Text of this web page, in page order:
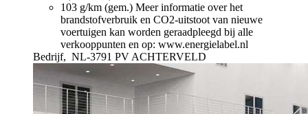
103 g/km (gem.) Meer informatie over het
brandstofverbruik en CO2-uitstoot van nieuwe
voertuigen kan worden geraadpleegd bij alle
verkooppunten en op: www.energielabel.nl
Bedrijf, NL-3791 PV ACHTERVELD